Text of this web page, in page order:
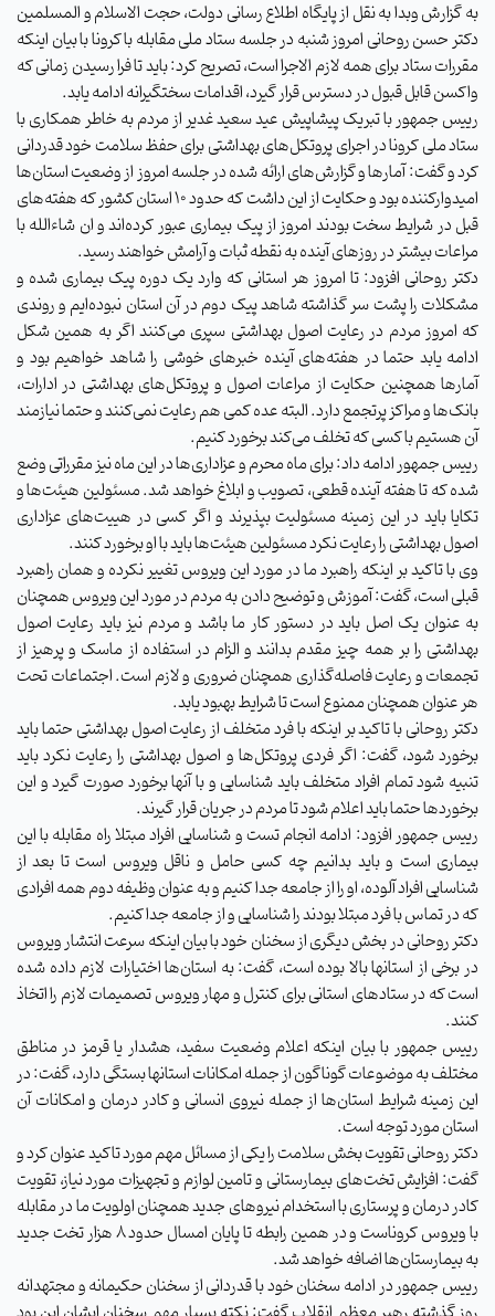
به گزارش وبدا به نقل از پایگاه اطلاع رسانی دولت، حجت الاسلام و المسلمین
دکتر حسن روحانی امروز شنبه در جلسه ستاد ملی مقابله با کرونا با بیان اینکه
مقررات ستاد برای همه لازم الاجرا است، تصریح کرد: باید تا فرا رسیدن زمانی که
واکسن قابل قبول در دسترس قرار گیرد، اقدامات سختگیرانه ادامه یابد.
رییس جمهور با تبریک پیشاپیش عید سعید غدیر از مردم به خاطر همکاری با
ستاد ملی کرونا در اجرای پروتکل‌های بهداشتی برای حفظ سلامت خود قدردانی
کرد و گفت: آمارها و گزارش‌های ارائه شده در جلسه امروز از وضعیت استان‌ها
امیدوارکننده بود و حکایت از این داشت که حدود ۱۰ استان کشور که هفته‌های
قبل در شرایط سخت بودند امروز از پیک بیماری عبور کرده‌اند و ان شاءالله با
مراعات بیشتر در روزهای آینده به نقطه ثبات و آرامش خواهند رسید.
دکتر روحانی افزود: تا امروز هر استانی که وارد یک دوره پیک بیماری شده و
مشکلات را پشت سر گذاشته شاهد پیک دوم در آن استان نبوده‌ایم و روندی
که امروز مردم در رعایت اصول بهداشتی سپری می‌کنند اگر به همین شکل
ادامه یابد حتما در هفته‌های آینده خبرهای خوشی را شاهد خواهیم بود و
آمارها همچنین حکایت از مراعات اصول و پروتکل‌های بهداشتی در ادارات،
بانک‌ها و مراکز پرتجمع دارد. البته عده‌ کمی هم رعایت نمی‌کنند و حتما نیازمند
آن هستیم با کسی که تخلف می‌کند برخورد کنیم.
رییس جمهور ادامه داد: برای ماه محرم و عزاداری‌ها در این ماه نیز مقرراتی وضع
شده که تا هفته آینده قطعی، تصویب و ابلاغ خواهد شد. مسئولین هیئت‌ها و
تکایا باید در این زمینه مسئولیت بپذیرند و اگر کسی در هییت‌های عزاداری
اصول بهداشتی را رعایت نکرد مسئولین هیئت‌ها باید با او برخورد کنند.
وی با تاکید بر اینکه راهبرد ما در مورد این ویروس تغییر نکرده و همان راهبرد
قبلی است، گفت: آموزش و توضیح دادن به مردم در مورد این ویروس همچنان
به عنوان یک اصل باید در دستور کار ما باشد و مردم نیز باید رعایت اصول
بهداشتی را بر همه چیز مقدم بدانند و الزام در استفاده از ماسک و پرهیز از
تجمعات و رعایت فاصله‌گذاری همچنان ضروری و لازم است. اجتماعات تحت
هر عنوان همچنان ممنوع است تا شرایط بهبود یابد.
دکتر روحانی با تاکید بر اینکه با فرد متخلف از رعایت اصول بهداشتی حتما باید
برخورد شود، گفت: اگر فردی پروتکل‌ها و اصول بهداشتی را رعایت نکرد باید
تنبیه شود تمام افراد متخلف باید شناسایی و با آنها برخورد صورت گیرد و این
برخورد‌ها حتما باید اعلام شود تا مردم در جریان قرار گیرند.
رییس جمهور افزود: ادامه انجام تست و شناسایی افراد مبتلا راه مقابله با این
بیماری است و باید بدانیم چه کسی حامل و ناقل ویروس است تا بعد از
شناسایی افراد آلوده، او را از جامعه جدا کنیم و به عنوان وظیفه دوم همه افرادی
که در تماس با فرد مبتلا بودند را شناسایی و از جامعه جدا کنیم.
دکتر روحانی در بخش دیگری از سخنان خود با بیان اینکه سرعت انتشار ویروس
در برخی از استانها بالا بوده است، گفت: به استان‌ها اختیارات لازم داده‌ شده
است که در ستادهای استانی برای کنترل و مهار ویروس تصمیمات لازم را اتخاذ
کنند.
رییس جمهور با بیان اینکه اعلام وضعیت سفید، هشدار یا قرمز در مناطق
مختلف به موضوعات گوناگون از جمله امکانات استانها بستگی دارد، گفت: در
این زمینه شرایط استان‌ها از جمله نیروی انسانی و کادر درمان و امکانات آن
استان مورد توجه است.
دکتر روحانی تقویت بخش سلامت را یکی از مسائل مهم مورد تاکید عنوان کرد و
گفت: افزایش تخت‌های بیمارستانی و تامین لوازم و تجهیزات مورد نیاز، تقویت
کادر درمان و پرستاری با استخدام نیروهای جدید همچنان اولویت ما در مقابله
با ویروس کروناست و در همین رابطه تا پایان امسال حدود ۸ هزار تخت جدید
به بیمارستان‌ها اضافه خواهد شد.
رییس جمهور در ادامه سخنان خود با قدردانی از سخنان حکیمانه و مجتهدانه